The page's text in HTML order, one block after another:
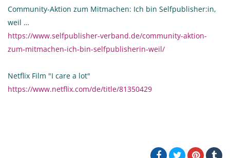
Community-Aktion zum Mitmachen: Ich bin Selfpublisher:in,
weil …
https://www.selfpublisher-verband.de/community-aktion-
zum-mitmachen-ich-bin-selfpublisherin-weil/
Netflix Film "I care a lot"
https://www.netflix.com/de/title/81350429